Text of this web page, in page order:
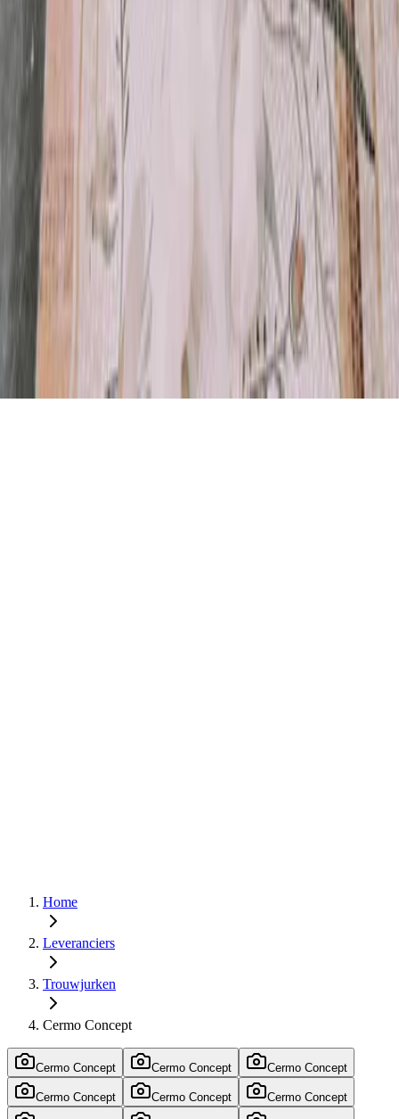
Home
Leveranciers
Trouwjurken
Cermo Concept
Cermo Concept Cermo Concept Cermo Concept
Cermo Concept Cermo Concept Cermo Concept